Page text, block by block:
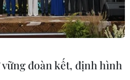
tràn xả mặt
Lai Châu
vững đoàn kết, định hình